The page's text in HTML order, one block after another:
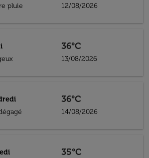
pluie
12/08/2026
36°C
13/08/2026
36°C
14/08/2026
35°C